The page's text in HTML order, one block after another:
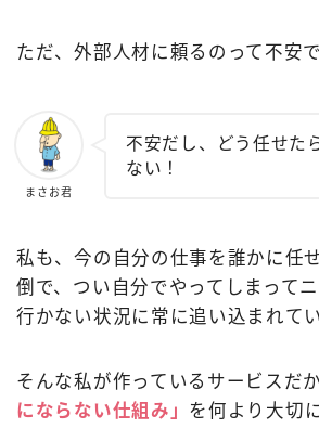
ただ、外部人材に頼るのって不安
まさお君
不安だし、どう任せた
ない！
私も、今の自分の仕事を誰かに任
倒で、つい自分でやってしまって
行かない状況に常に追い込まれてい
そんな私が作っているサービスだ
にならない仕組み」 を何より大切